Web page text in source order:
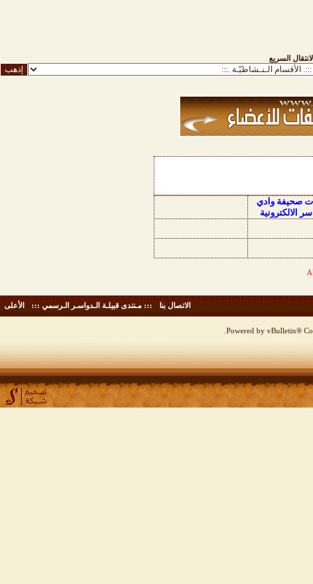
السريع
صحيفة وادي
الالكترونية
الاتصال بنا - ::: مـنتدى قبيلـة الـدواسـر الـرسمي ::: - الأعلى
Powered by vBulletin®